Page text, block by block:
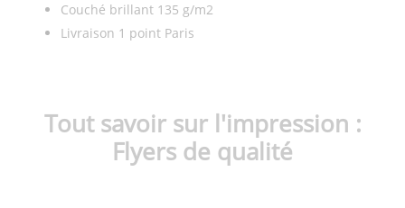
Couché brillant 135 g/m2
Livraison 1 point Paris
Tout savoir sur l'impression :
Flyers de qualité